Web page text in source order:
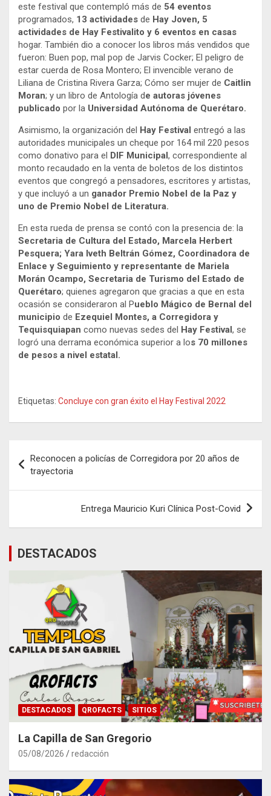
este festival que contempló más de 54 eventos
programados, 13 actividades de Hay Joven, 5
actividades de Hay Festivalito y 6 eventos en casas
hogar. También dio a conocer los libros más vendidos que
fueron: Buen pop, mal pop de Jarvis Cocker; El peligro de
estar cuerda de Rosa Montero; El invencible verano de
Liliana de Cristina Rivera Garza; Cómo ser mujer de Caitlin
Moran; y un libro de Antología de autoras jóvenes
publicado por la Universidad Autónoma de Querétaro.
Asimismo, la organización del Hay Festival entregó a las
autoridades municipales un cheque por 164 mil 220 pesos
como donativo para el DIF Municipal, correspondiente al
monto recaudado en la venta de boletos de los distintos
eventos que congregó a pensadores, escritores y artistas,
y que incluyó a un ganador Premio Nobel de la Paz y
uno de Premio Nobel de Literatura.
En esta rueda de prensa se contó con la presencia de: la
Secretaria de Cultura del Estado, Marcela Herbert
Pesquera; Yara Iveth Beltrán Gómez, Coordinadora de
Enlace y Seguimiento y representante de Mariela
Morán Ocampo, Secretaria de Turismo del Estado de
Querétaro; quienes agregaron que gracias a que en esta
ocasión se consideraron al Pueblo Mágico de Bernal del
municipio de Ezequiel Montes, a Corregidora y
Tequisquiapan como nuevas sedes del Hay Festival, se
logró una derrama económica superior a los 70 millones
de pesos a nivel estatal.
Etiquetas: Concluye con gran éxito el Hay Festival 2022
de
entradas
Reconocen a policías de Corregidora por 20 años de
trayectoria
Entrega Mauricio Kuri Clínica Post-Covid
DESTACADOS
DESTACADOS QROFACTS SITIOS
La Capilla de San Gregorio
05/08/2026 redacción